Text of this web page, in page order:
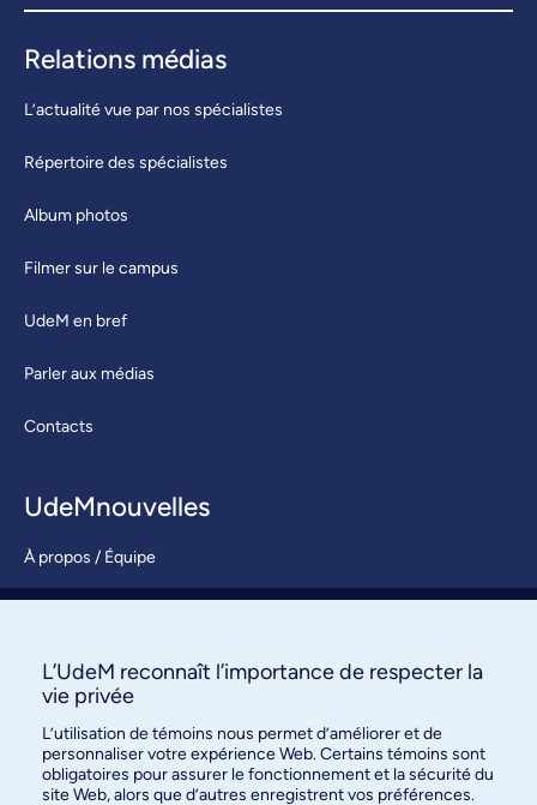
Relations médias
L’actualité vue par nos spécialistes
Répertoire des spécialistes
Album photos
Filmer sur le campus
UdeM en bref
Parler aux médias
Contacts
UdeMnouvelles
À propos / Équipe
S’abonner
L’UdeM reconnaît l’importance de respecter la
vie privée
L’utilisation de témoins nous permet d’améliorer et de
personnaliser votre expérience Web. Certains témoins sont
obligatoires pour assurer le fonctionnement et la sécurité du
site Web, alors que d’autres enregistrent vos préférences.